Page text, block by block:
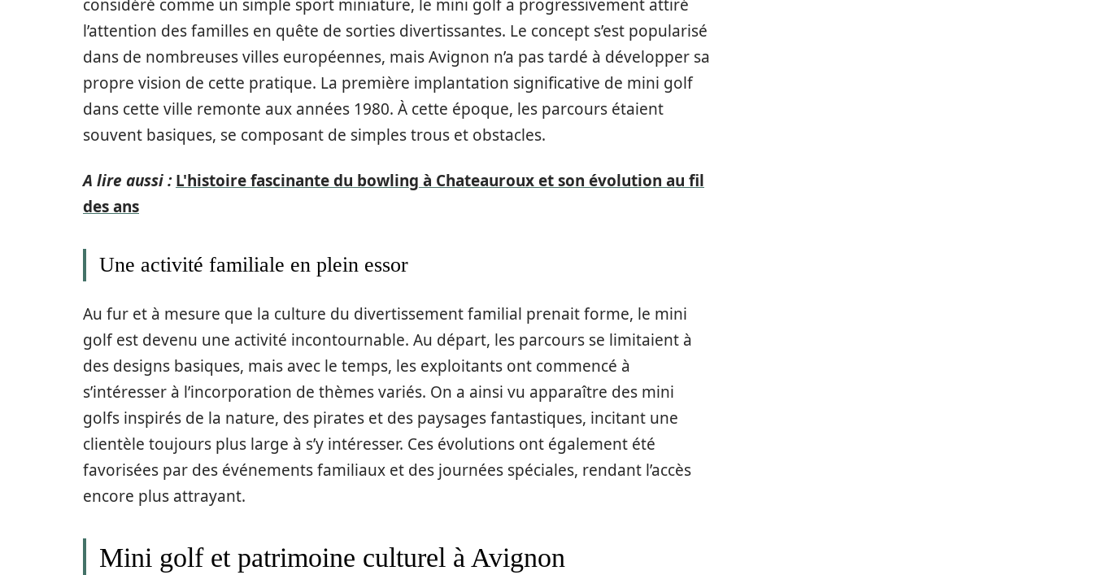
considéré comme un simple sport miniature, le mini golf a progressivement attiré
l’attention des familles en quête de sorties divertissantes. Le concept s’est popularisé
dans de nombreuses villes européennes, mais Avignon n’a pas tardé à développer sa
propre vision de cette pratique. La première implantation significative de mini golf
dans cette ville remonte aux années 1980. À cette époque, les parcours étaient
souvent basiques, se composant de simples trous et obstacles.
A lire aussi : L'histoire fascinante du bowling à Chateauroux et son évolution au fil
des ans
Une activité familiale en plein essor
Au fur et à mesure que la culture du divertissement familial prenait forme, le mini
golf est devenu une activité incontournable. Au départ, les parcours se limitaient à
des designs basiques, mais avec le temps, les exploitants ont commencé à
s’intéresser à l’incorporation de thèmes variés. On a ainsi vu apparaître des mini
golfs inspirés de la nature, des pirates et des paysages fantastiques, incitant une
clientèle toujours plus large à s’y intéresser. Ces évolutions ont également été
favorisées par des événements familiaux et des journées spéciales, rendant l’accès
encore plus attrayant.
Mini golf et patrimoine culturel à Avignon